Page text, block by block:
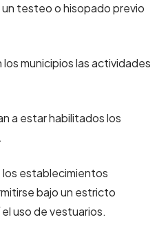
testeo o hisopado previo
los municipios las actividades
a estar habilitados los
los establecimientos
bajo un estricto
uso de vestuarios.